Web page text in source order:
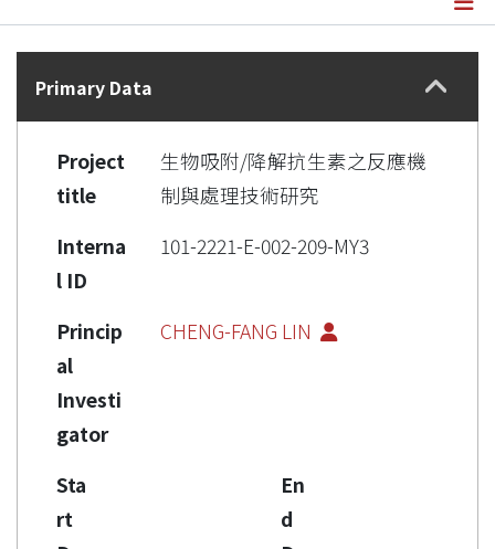
Statistics
Details
Primary Data
Project
title
生物吸附/降解抗生素之反應機
制與處理技術研究
Interna
l ID
101-2221-E-002-209-MY3
Princip
al
Investi
gator
CHENG-FANG LIN
Sta
rt
En
d